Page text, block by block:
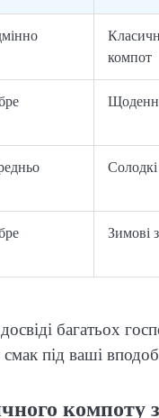
компот
Солодкі
Зимові
багатьох
під ваші
компоту